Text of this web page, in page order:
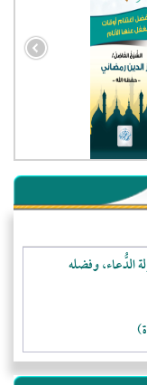
الدُّعاء، وفضله